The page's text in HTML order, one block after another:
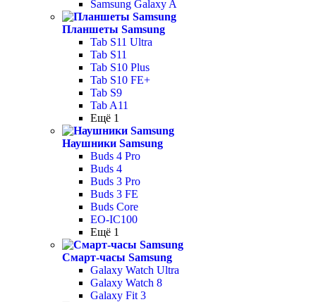
Samsung Galaxy A
Планшеты Samsung
Tab S11 Ultra
Tab S11
Tab S10 Plus
Tab S10 FE+
Tab S9
Tab A11
Ещё 1
Наушники Samsung
Buds 4 Pro
Buds 4
Buds 3 Pro
Buds 3 FE
Buds Core
EO-IC100
Ещё 1
Смарт-часы Samsung
Galaxy Watch Ultra
Galaxy Watch 8
Galaxy Fit 3